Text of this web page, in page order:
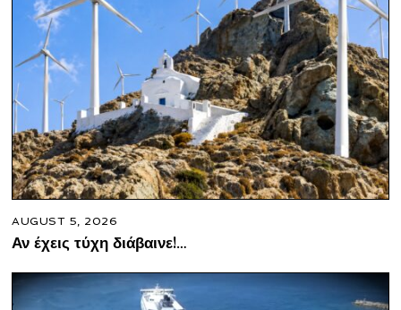
AUGUST 5, 2026
Αν έχεις τύχη διάβαινε!…